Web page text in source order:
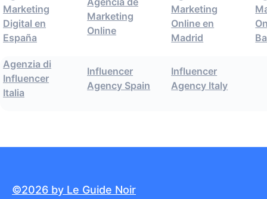
Marketing
Digital en
España
Marketing
Online
Marketing
Online en
Madrid
Agenzia di
Influencer
Italia
Influencer
Agency Spain
Influencer
Agency Italy
©2026 by Le Guide Noir